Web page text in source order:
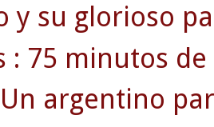
y su glorioso
: 75 minutos
Un argentino